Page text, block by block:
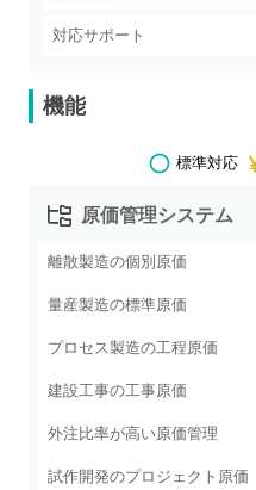
対応サポート
機能
標準対応
原価管理システム
離散製造の個別原価
量産製造の標準原価
プロセス製造の工程原価
建設工事の工事原価
外注比率が高い原価管理
試作開発のプロジェクト原価